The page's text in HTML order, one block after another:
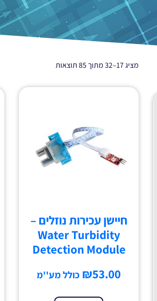
מציג 17–32 מתוך 85 תוצאות
חיישן עכירות נוזלים –
Water Turbidity
Detection Module
₪53.00 כולל מע''מ